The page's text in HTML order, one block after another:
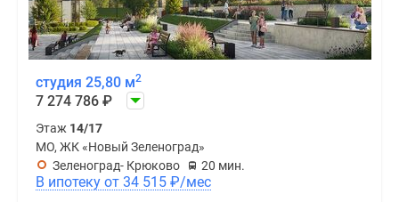
студия 25,80 м2
7 274 786 ₽
Этаж 14/17
МО, ЖК «Новый Зеленоград»
Зеленоград- Крюково
20 мин.
В ипотеку от 34 515 ₽/мес